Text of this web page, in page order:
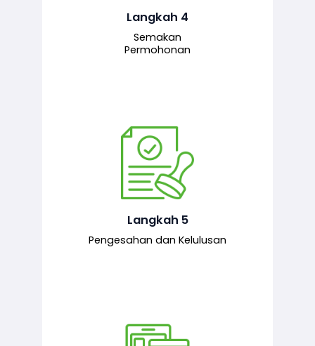
Langkah 4
Semakan
Permohonan
kepada pegawai pelulus untuk
tindakan seterusnya.
Langkah 5
Pengesahan dan Kelulusan
Pegawai pelulus menilai permohonan
dan memberi pengesahan serta
kelulusan akhir sekiranya semuanya
mematuhi syarat ditetapkan.